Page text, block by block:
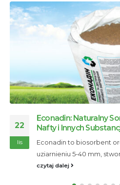
28
lis
Nasza historia
Firma ECONAD została
roku ECONAD wziął
czytaj dalej